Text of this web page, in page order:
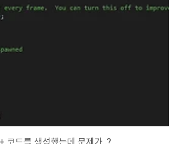
일 패널에서 "파티클" 부분에 템플릿을 누르고 "캐